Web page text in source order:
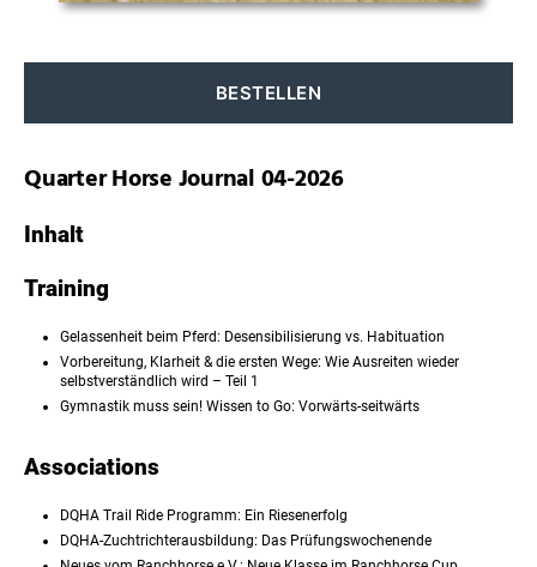
BESTELLEN
Quarter Horse Journal 04-2026
Inhalt
Training
Gelassenheit beim Pferd: Desensibilisierung vs. Habituation
Vorbereitung, Klarheit & die ersten Wege: Wie Ausreiten wieder
selbstverständlich wird – Teil 1
Gymnastik muss sein! Wissen to Go: Vorwärts-seitwärts
Associations
DQHA Trail Ride Programm: Ein Riesenerfolg
DQHA-Zuchtrichterausbildung: Das Prüfungswochenende